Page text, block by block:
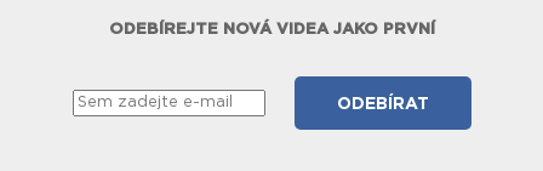
ODEBÍREJTE NOVÁ VIDEA JAKO PRVNÍ